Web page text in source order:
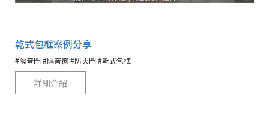
乾式包框案例分享
#隔音門 #隔音窗 #防火門 #乾式包框
詳細介紹